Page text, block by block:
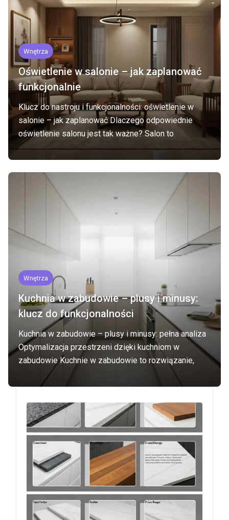
Wnętrza
Oświetlenie w salonie – jak zaplanować
funkcjonalnie
Klucz do nastroju i funkcjonalności: oświetlenie w
salonie – jak zaplanować Dlaczego odpowiednie
oświetlenie salonu jest tak ważne? Salon to
Wnętrza
Kuchnia w zabudowie – plusy i minusy:
klucz do funkcjonalności
Kuchnia w zabudowie – plusy i minusy: pełna analiza
Optymalizacja przestrzeni dzięki kuchniom w
zabudowie Kuchnie w zabudowie to rozwiązanie,